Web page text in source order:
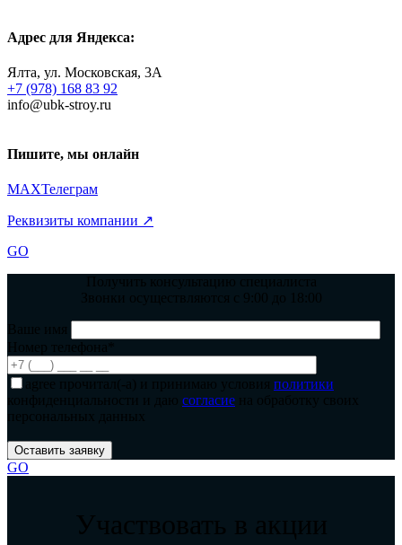
Адрес для Яндекса:
Ялта, ул. Московская, 3А
+7 (978) 168 83 92
info@ubk-stroy.ru
Пишите, мы онлайн
MAXТелеграм
Реквизиты компании ↗
GO
Получить консультацию специалиста
Звонки осуществляются с 9:00 до 18:00
Ваше имя
Номер телефона*
agree прочитал(-а) и принимаю условия политики
конфиденциальности и даю согласие на обработку своих
персональных данных
GO
Участвовать в акции